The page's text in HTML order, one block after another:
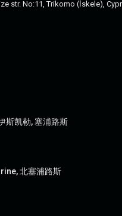
str. No:11, Trikomo (İskele),
斯凯勒, 塞浦路斯
北塞浦路斯